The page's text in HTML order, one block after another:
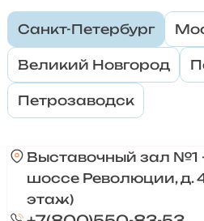
Санкт-Петербург
Великий Новгород
Петрозаводск
Выставочный зал №1
шоссе Революции, д.
этаж)